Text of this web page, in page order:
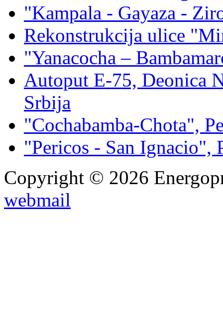
"Kampala - Gayaza -
Rekonstrukcija ulice
"Yanacocha –
Autoput E-75, Deonica
Srbija
"Cochabamba-Chota",
"Pericos - San Ignacio",
Copyright © 2026
webmail